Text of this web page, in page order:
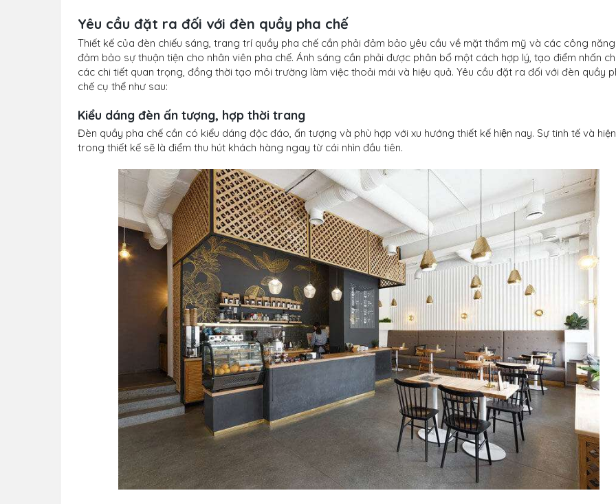
Yêu cầu đặt ra đối với đèn quầy pha chế
Thiết kế của đèn chiếu sáng, trang trí quầy pha chế cần phải đảm bảo yêu cầu về mặt thẩm mỹ và các công
đảm bảo sự thuận tiện cho nhân viên pha chế. Ánh sáng cần phải được phân bổ một cách hợp lý, tạo điểm nhấn
các chi tiết quan trọng, đồng thời tạo môi trường làm việc thoải mái và hiệu quả. Yêu cầu đặt ra đối với đèn quầy
chế cụ thể như sau:
Kiểu dáng đèn ấn tượng, hợp thời trang
Đèn quầy pha chế cần có kiểu dáng độc đáo, ấn tượng và phù hợp với xu hướng thiết kế hiện nay. Sự tinh tế và
trong thiết kế sẽ là điểm thu hút khách hàng ngay từ cái nhìn đầu tiên.